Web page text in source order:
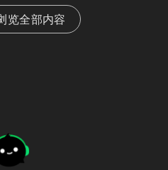
览全部内容